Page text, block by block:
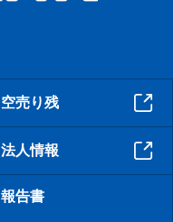
空売り残
法人情報
報告書